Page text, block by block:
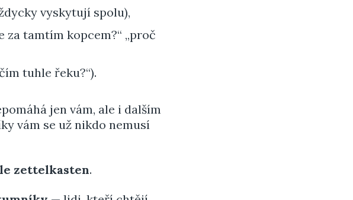
vyskytují spolu),
za tamtím kopcem?“ „proč
tuhle řeku?“).
jen vám, ale i dalším
vám se už nikdo nemusí
zettelkasten.